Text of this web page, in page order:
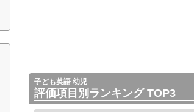
子ども英語 幼児
評価項目別ランキング TOP3